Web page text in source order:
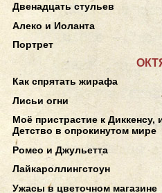
Двенадцать стульев
Алеко и Иоланта
Портрет
Как спрятать жирафа
Лисьи огни
Моё пристрастие к Диккенсу,
Детство в опрокинутом мире
Ромео и Джульетта
Лайкароллингстоун
Ужасы в цветочном магазине